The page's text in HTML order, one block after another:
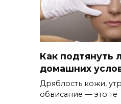
Как подтянуть
домашних
Дряблость кожи,
обвисание — это те